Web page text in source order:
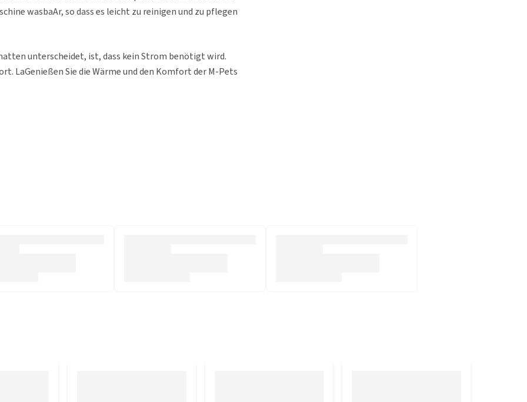
wasbaAr, so dass es leicht zu reinigen und zu pflegen
unterscheidet, ist, dass kein Strom benötigt wird.
LaGenießen Sie die Wärme und den Komfort der M-Pets